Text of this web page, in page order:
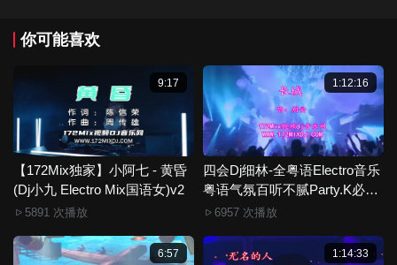
保证高清晰。
3.如果你喜欢 《解忧少帅 - 你是人间四月天(Dj海文 LakHouse
Mix国语男)》，赶快介绍给你的朋友，一起来分享！
4.如果您发现 《解忧少帅 - 你是人间四月天(Dj海文 LakHouse
Mix国语男)》视频存在分类错误，清晰度不够或无法播放的问
题，请点击这里进行 我要纠错， 谢谢！
5.172Mix舞曲视频网禁止发布违规违法的信息，若您发现有相
关违规违法内容，请点击这里进行 举报投诉 ，一旦核实，平台
将严肃处理！！
有。因平台无法一一准确审核资源的真实合法拥有者，如有侵
你可能喜欢
9:17
【172Mix独家】小阿七 - 黄昏
(Dj小九 Electro Mix国语女)v2
5891 次播放
1:12:16
四会Dj细林-全粤语Electro音乐
粤语气氛百听不腻Party.K必备
专辑172Mix串烧
6957 次播放
6:57 1:14:33